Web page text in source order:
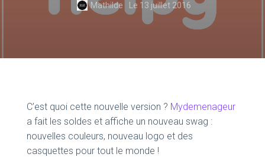
Mathilde Le 13 juillet 2016
C’est quoi cette nouvelle version ? Mydemenageur
a fait les soldes et affiche un nouveau swag :
nouvelles couleurs, nouveau logo et des
casquettes pour tout le monde !